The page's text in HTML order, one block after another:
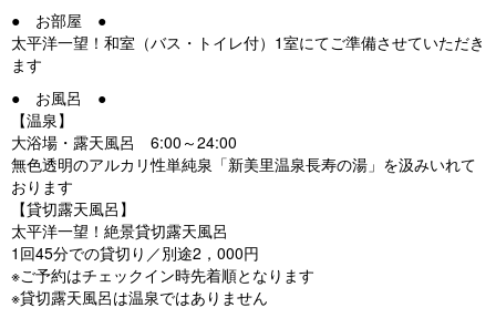
● お部屋 ●
太平洋一望！和室（バス・トイレ付）1室にてご準備させていただき
ます
● お風呂 ●
【温泉】
大浴場・露天風呂 6:00～24:00
無色透明のアルカリ性単純泉「新美里温泉長寿の湯」を汲みいれて
おります
【貸切露天風呂】
太平洋一望！絶景貸切露天風呂
1回45分での貸切り／別途2，000円
※ご予約はチェックイン時先着順となります
※貸切露天風呂は温泉ではありません